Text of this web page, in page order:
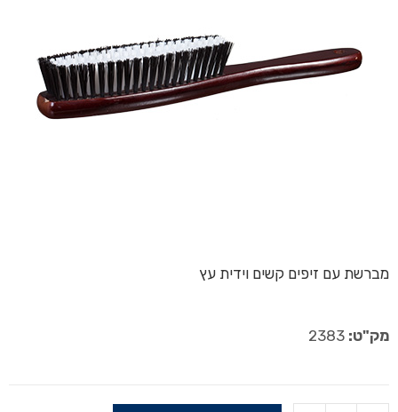
מברשת עם זיפים קשים וידית עץ
מק"ט: 2383